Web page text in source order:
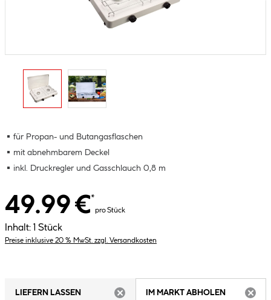
für Propan- und Butangasflaschen
mit abnehmbarem Deckel
inkl. Druckregler und Gasschlauch 0,8 m
49.99 €*
pro Stück
Inhalt: 1 Stück
Preise inklusive 20 % MwSt. zzgl. Versandkosten
LIEFERN LASSEN
IM MARKT ABHOLEN